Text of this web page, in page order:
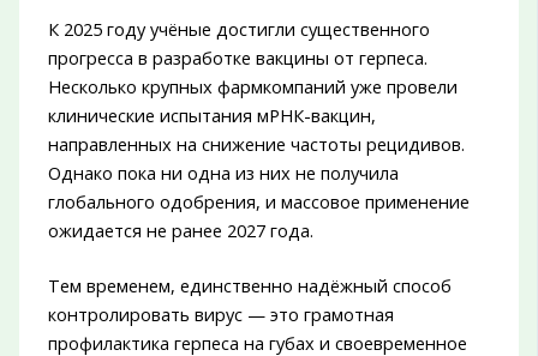
К 2025 году учёные достигли существенного
прогресса в разработке вакцины от герпеса.
Несколько крупных фармкомпаний уже провели
клинические испытания мРНК-вакцин,
направленных на снижение частоты рецидивов.
Однако пока ни одна из них не получила
глобального одобрения, и массовое применение
ожидается не ранее 2027 года.
Тем временем, единственно надёжный способ
контролировать вирус — это грамотная
профилактика герпеса на губах и своевременное